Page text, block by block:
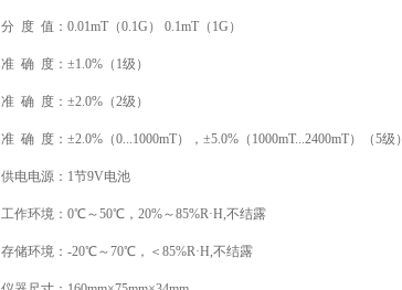
分 度 值：0.01mT（0.1G） 0.1mT（1G）
准 确 度：±1.0%（1级）
准 确 度：±2.0%（2级）
准 确 度：±2.0%（0...1000mT），±5.0%（1000mT...2400mT）（5级）
供电电源：1节9V电池
工作环境：0℃～50℃，20%～85%R·H,不结露
存储环境：-20℃～70℃，＜85%R·H,不结露